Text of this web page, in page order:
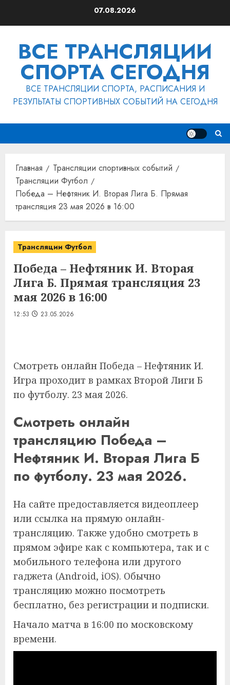
07.08.2026
ВСЕ ТРАНСЛЯЦИИ
СПОРТА СЕГОДНЯ
ВСЕ ТРАНСЛЯЦИИ СПОРТА, РАСПИСАНИЯ И
РЕЗУЛЬТАТЫ СПОРТИВНЫХ СОБЫТИЙ НА СЕГОДНЯ
Главная
Трансляции спортивных событий
Трансляции Футбол
Победа – Нефтяник И. Вторая Лига Б. Прямая
трансляция 23 мая 2026 в 16:00
Трансляции Футбол
Победа – Нефтяник И. Вторая
Лига Б. Прямая трансляция 23
мая 2026 в 16:00
12:53 23.05.2026
Смотреть онлайн Победа – Нефтяник И.
Игра проходит в рамках Второй Лиги Б
по футболу. 23 мая 2026.
Смотреть онлайн
трансляцию Победа –
Нефтяник И. Вторая Лига Б
по футболу. 23 мая 2026.
На сайте предоставляется видеоплеер
или ссылка на прямую онлайн-
трансляцию. Также удобно смотреть в
прямом эфире как с компьютера, так и с
мобильного телефона или другого
гаджета (Android, iOS). Обычно
трансляцию можно посмотреть
бесплатно, без регистрации и подписки.
Начало матча в 16:00 по московскому
времени.